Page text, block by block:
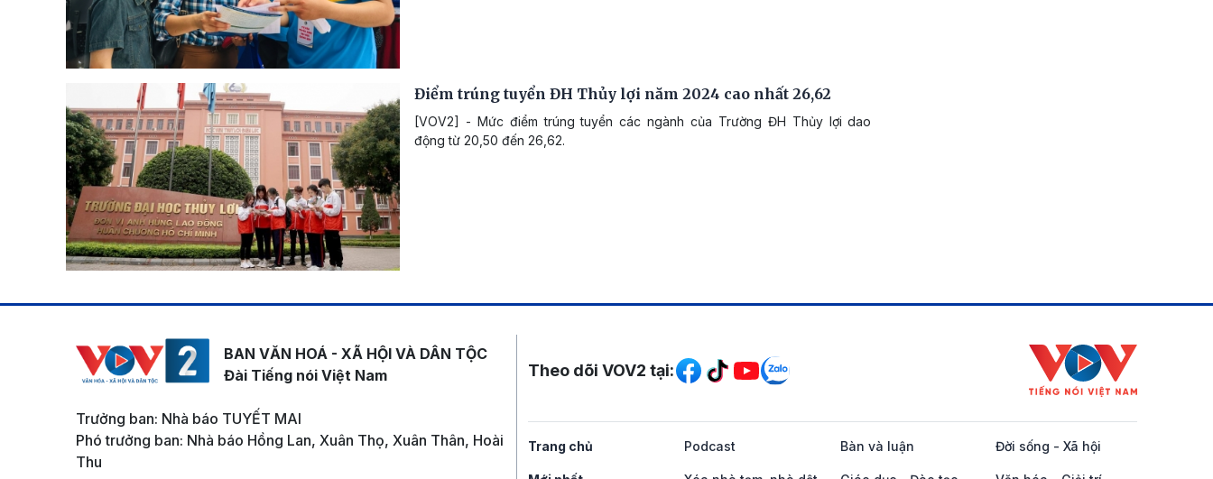
Điểm trúng tuyển ĐH Thủy lợi năm 2024 cao nhất 26,62
[VOV2] - Mức điểm trúng tuyển các ngành của Trường ĐH Thủy lợi dao
động từ 20,50 đến 26,62.
BAN VĂN HOÁ - XÃ HỘI VÀ DÂN TỘC
Đài Tiếng nói Việt Nam
Trưởng ban: Nhà báo TUYẾT MAI
Phó trưởng ban: Nhà báo Hồng Lan, Xuân Thọ, Xuân Thân, Hoài
Thu
Mạng xã hội
Theo dõi VOV2 tại:
Trang chủ Podcast Bàn và luận Đời sống - Xã hội